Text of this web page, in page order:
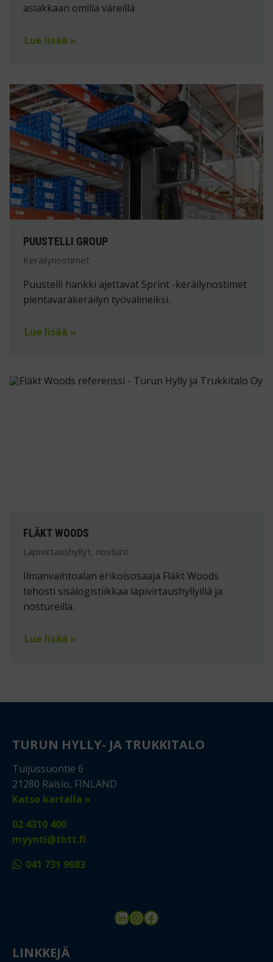
asiakkaan omilla väreillä
Lue lisää »
PUUSTELLI GROUP
Keräilynostimet
Puustelli hankki ajettavat Sprint -keräilynostimet
pientavarakeräilyn työvälineiksi.
Lue lisää »
FLÄKT WOODS
Läpivirtaushyllyt, nosturit
Ilmanvaihtoalan erikoisosaaja Fläkt Woods
tehosti sisälogistiikkaa läpivirtaushyllyillä ja
nostureilla.
Lue lisää »
TURUN HYLLY- JA TRUKKITALO
Tuijussuontie 6
21280 Raisio, FINLAND
Katso kartalla »
02 4310 400
myynti@thtt.fi
041 731 9683
LinkedIn
Instagram
Facebook
LINKKEJÄ